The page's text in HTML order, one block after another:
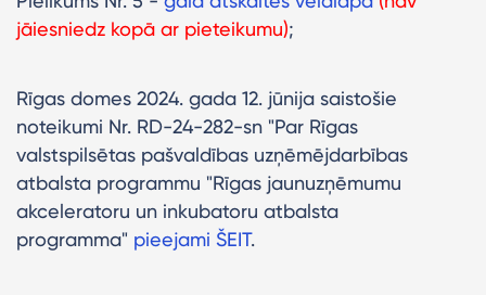
jāiesniedz kopā ar pieteikumu);
Rīgas domes 2024. gada 12. jūnija saistošie
noteikumi Nr. RD-24-282-sn "Par Rīgas
valstspilsētas pašvaldības uzņēmējdarbības
atbalsta programmu "Rīgas jaunuzņēmumu
akceleratoru un inkubatoru atbalsta
programma" pieejami ŠEIT.